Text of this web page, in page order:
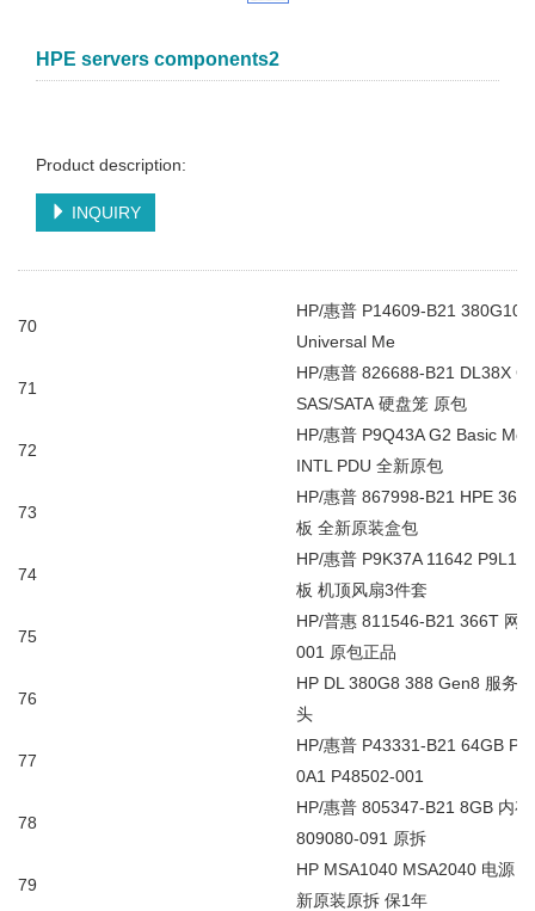
HPE servers components2
Product description:
INQUIRY
70
HP/惠普 P14609-B21 380G10
Universal Me
71
HP/惠普 826688-B21 DL38X
SAS/SATA 硬盘笼 原包
72
HP/惠普 P9Q43A G2 Basic
INTL PDU 全新原包
73
HP/惠普 867998-B21 HPE
板 全新原装盒包
74
HP/惠普 P9K37A 11642
板 机顶风扇3件套
75
HP/普惠 811546-B21 366T 网
001 原包正品
76
HP DL 380G8 388 Gen8 服务器
头
77
HP/惠普 P43331-B21 64GB
0A1 P48502-001
78
HP/惠普 805347-B21 8GB 内存
809080-091 原拆
79
HP MSA1040 MSA2040 电源
新原装原拆 保1年